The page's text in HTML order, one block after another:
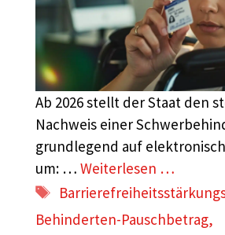
Ab 2026 stellt der Staat den
Nachweis einer
grundlegend auf
um: … Weiterlesen …
Schlagwörter
Behinderten-Pauschbetrag,